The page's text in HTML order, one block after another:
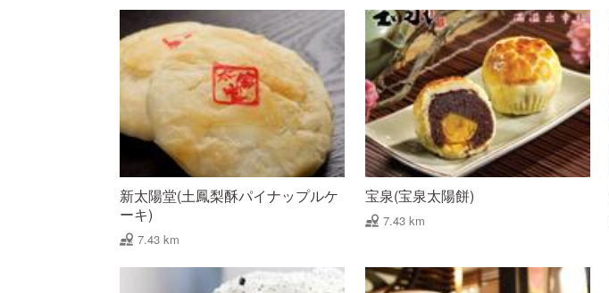
新太陽堂(土鳳梨酥パイナップルケ
ーキ)
7.43 km
宝泉(宝泉太陽餅)
7.43 km